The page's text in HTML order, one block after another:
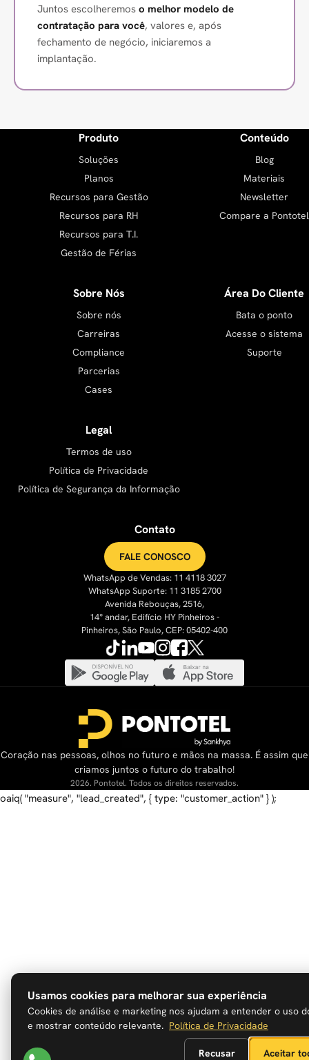
Juntos escolheremos o melhor modelo de
contratação para você, valores e, após
fechamento de negócio, iniciaremos a
implantação.
Produto
Soluções
Planos
Recursos para Gestão
Recursos para RH
Recursos para T.I.
Gestão de Férias
Conteúdo
Blog
Materiais
Newsletter
Compare a Pontotel
Sobre Nós
Sobre nós
Carreiras
Compliance
Parcerias
Cases
Área Do Cliente
Bata o ponto
Acesse o sistema
Suporte
Legal
Termos de uso
Política de Privacidade
Política de Segurança da Informação
Contato
FALE CONOSCO
WhatsApp de Vendas: 11 4118 3027
WhatsApp Suporte: 11 3185 2700
Avenida Rebouças, 2516,
14° andar, Edifício HY Pinheiros -
Pinheiros, São Paulo, CEP: 05402-400
Coração nas pessoas, olhos no futuro e mãos na massa. É assim que
criamos juntos o futuro do trabalho!
2026. Pontotel. Todos os direitos reservados.
Usamos cookies para melhorar sua experiência
Cookies de análise e marketing nos ajudam a entender o uso
e mostrar conteúdo relevante. Política de Privacidade
Recusar Aceitar
oaiq( "measure", "lead_created", { type: "customer_action" } );